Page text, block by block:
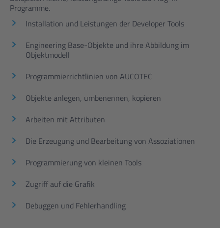
Programme.
Installation und Leistungen der Developer Tools
Engineering Base-Objekte und ihre Abbildung im
Objektmodell
Programmierrichtlinien von AUCOTEC
Objekte anlegen, umbenennen, kopieren
Arbeiten mit Attributen
Die Erzeugung und Bearbeitung von Assoziationen
Programmierung von kleinen Tools
Zugriff auf die Grafik
Debuggen und Fehlerhandling